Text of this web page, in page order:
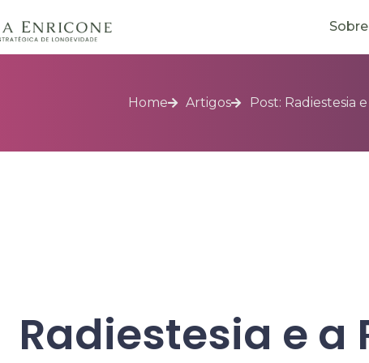
Sobre
Home Artigos Post: Radiestesia
Radiestesia e